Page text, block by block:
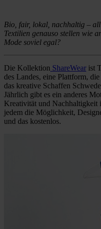
Bio, fair, lokal, nachhaltig –
Textilien genauso stellen wie
Mode soviel egal?
Die Kollektion ShareWear ist
des Landes, eine Plattform,
das kreative Schaffen
Jährlich gibt es ein anderes
Kreativität und Nachhaltigkeit
jedem die Möglichkeit,
und das kostenlos.